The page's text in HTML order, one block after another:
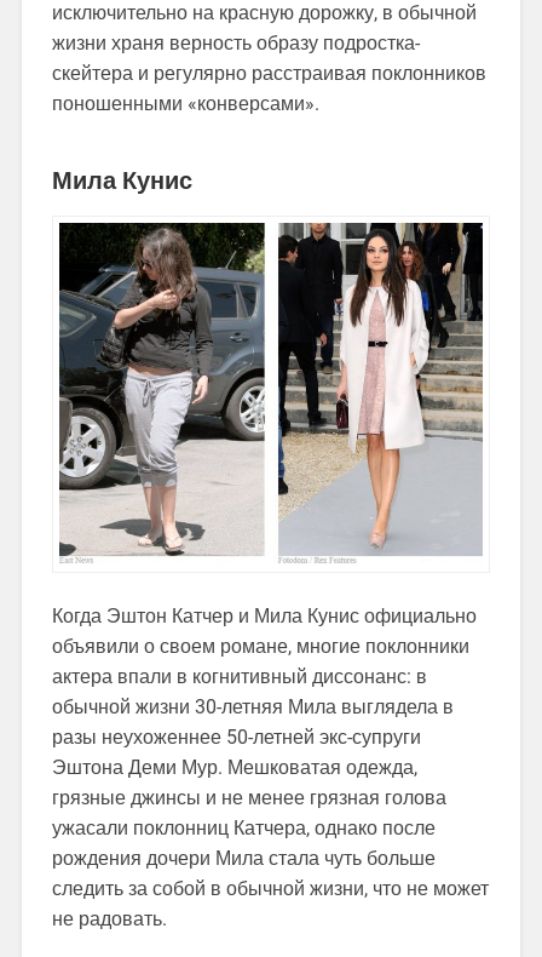
исключительно на красную дорожку, в обычной
жизни храня верность образу подростка-
скейтера и регулярно расстраивая поклонников
поношенными «конверсами».
Мила Кунис
Когда Эштон Катчер и Мила Кунис официально
объявили о своем романе, многие поклонники
актера впали в когнитивный диссонанс: в
обычной жизни 30-летняя Мила выглядела в
разы неухоженнее 50-летней экс-супруги
Эштона Деми Мур. Мешковатая одежда,
грязные джинсы и не менее грязная голова
ужасали поклонниц Катчера, однако после
рождения дочери Мила стала чуть больше
следить за собой в обычной жизни, что не может
не радовать.